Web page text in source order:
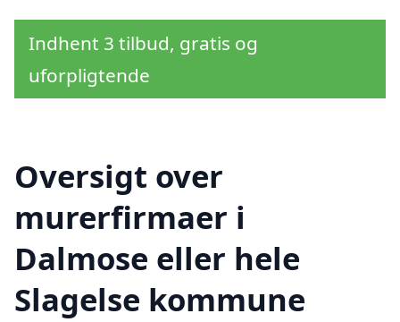
Indhent 3 tilbud, gratis og
uforpligtende
Oversigt over
murerfirmaer i
Dalmose eller hele
Slagelse kommune